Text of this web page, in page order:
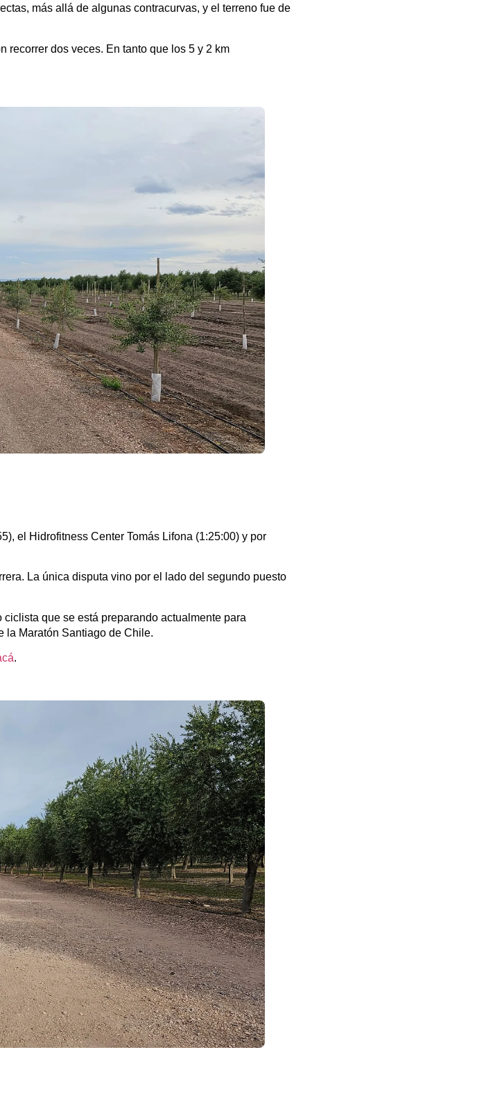
más allá de algunas contracurvas, y el terreno fue de
recorrer dos veces. En tanto que los 5 y 2 km
el Hidrofitness Center Tomás Lifona (1:25:00) y por
La única disputa vino por el lado del segundo puesto
que se está preparando actualmente para
la Maratón Santiago de Chile.
.